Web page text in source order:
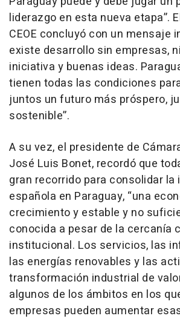
liderazgo en esta nueva etapa”.
CEOE concluyó con un mensaje
existe desarrollo sin empresas,
iniciativa y buenas ideas.
tienen todas las condiciones
juntos un futuro más próspero,
sostenible”.
A su vez, el presidente de
José Luis Bonet, recordó que
gran recorrido para consolidar la
española en Paraguay, “una
crecimiento y estable y no
conocida a pesar de la cercanía
institucional. Los servicios, las
las energías renovables y las
transformación industrial de
algunos de los ámbitos en los
empresas pueden aumentar